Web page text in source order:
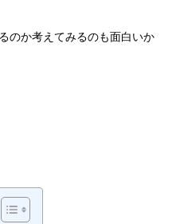
のか考えてみるのも面白いか